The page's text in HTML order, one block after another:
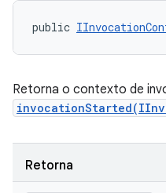
public
Retorna o contexto de
Retorna